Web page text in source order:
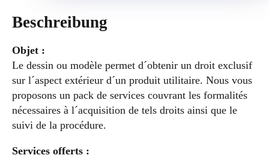
Beschreibung
Objet :
Le dessin ou modèle permet d´obtenir un droit exclusif
sur l´aspect extérieur d´un produit utilitaire. Nous vous
proposons un pack de services couvrant les formalités
nécessaires à l´acquisition de tels droits ainsi que le
suivi de la procédure.
Services offerts :